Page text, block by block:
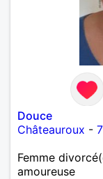
Douce
Châteauroux -
Femme
amoureuse